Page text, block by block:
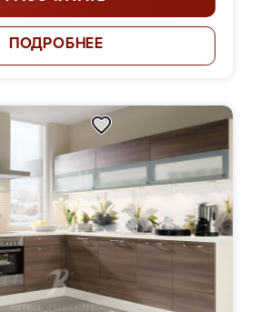
ПОДРОБНЕЕ